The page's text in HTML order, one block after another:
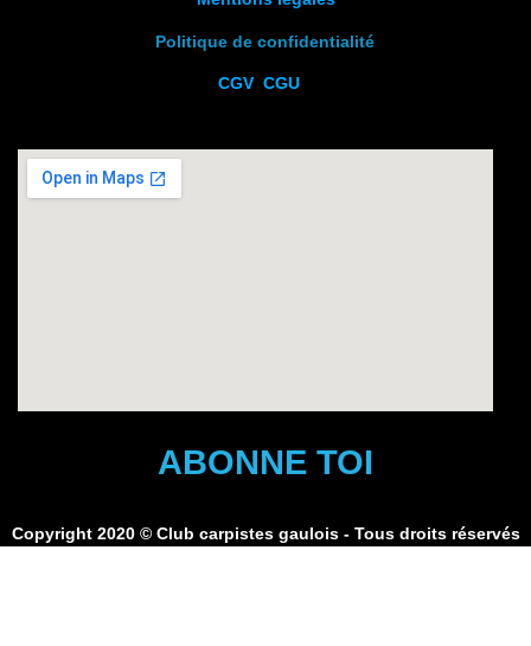
Politique de confidentialité
CGV CGU
ABONNE TOI
Copyright 2020 © Club carpistes gaulois - Tous droits réservés